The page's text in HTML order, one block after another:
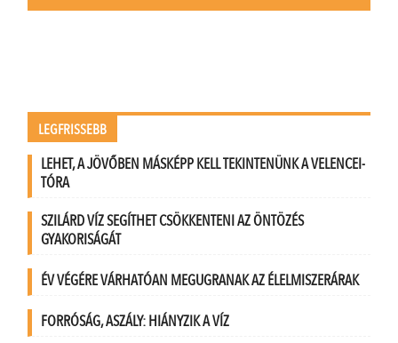
LEGFRISSEBB
LEHET, A JÖVŐBEN MÁSKÉPP KELL TEKINTENÜNK A VELENCEI-
TÓRA
SZILÁRD VÍZ SEGÍTHET CSÖKKENTENI AZ ÖNTÖZÉS
GYAKORISÁGÁT
ÉV VÉGÉRE VÁRHATÓAN MEGUGRANAK AZ ÉLELMISZERÁRAK
FORRÓSÁG, ASZÁLY: HIÁNYZIK A VÍZ